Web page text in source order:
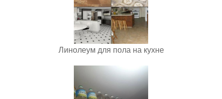
Линолеум для пола на кухне